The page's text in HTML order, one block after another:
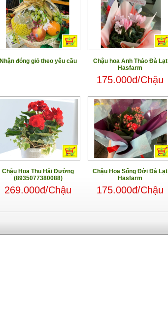
Nhận đóng giỏ theo yêu cầu
Chậu hoa Anh Thảo Đà Lạt
Hasfarm
175.000đ/Chậu
Chậu Hoa Thu Hải Đường
(8935077380088)
269.000đ/Chậu
Chậu Hoa Sống Đời Đà Lạt
Hasfarm
175.000đ/Chậu